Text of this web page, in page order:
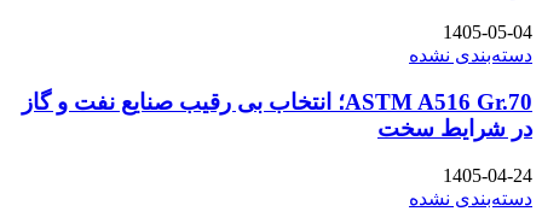
1405-05-04
دسته‌بندی نشده
ASTM A516 Gr.70؛ انتخاب بی رقیب صنایع نفت و گاز
در شرایط سخت
1405-04-24
دسته‌بندی نشده